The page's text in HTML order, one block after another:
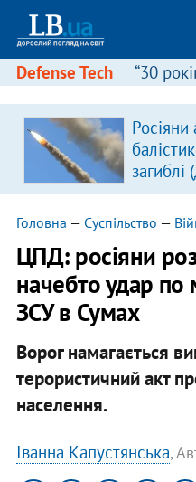
Defense Tech “30
Росіяни
загиблі
Головна — Суспільство —
ЦПД: росіяни
начебто удар по
ЗСУ в Сумах
Ворог намагається
терористичний акт
населення.
Іванна Капустянська,